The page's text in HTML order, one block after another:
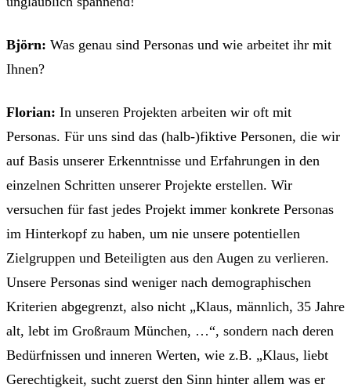
Björn: Was genau sind Personas und wie arbeitet ihr mit
Ihnen?
Florian: In unseren Projekten arbeiten wir oft mit
Personas. Für uns sind das (halb-)fiktive Personen, die wir
auf Basis unserer Erkenntnisse und Erfahrungen in den
einzelnen Schritten unserer Projekte erstellen. Wir
versuchen für fast jedes Projekt immer konkrete Personas
im Hinterkopf zu haben, um nie unsere potentiellen
Zielgruppen und Beteiligten aus den Augen zu verlieren.
Unsere Personas sind weniger nach demographischen
Kriterien abgegrenzt, also nicht „Klaus, männlich, 35 Jahre
alt, lebt im Großraum München, …“, sondern nach deren
Bedürfnissen und inneren Werten, wie z.B. „Klaus, liebt
Gerechtigkeit, sucht zuerst den Sinn hinter allem was er